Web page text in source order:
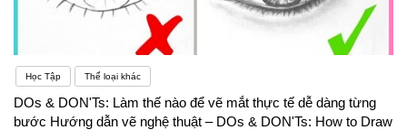
Học Tập Thể loại khác
DOs & DON'Ts: Làm thế nào để vẽ mắt thực tế dễ dàng từng
bước Hướng dẫn vẽ nghệ thuật – DOs & DON'Ts: How to Draw